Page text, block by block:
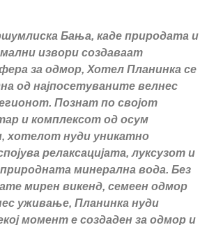
Бања, каде природата и
извори создаваат
за одмор, Хотел Планинка се
од најпосетуваните велнес
Познат по својот
и комплексот од осум
хотелот нуди уникатно
релаксацијата, луксузот и
минерална вода. Без
мирен викенд, семеен одмор
уживање, Планинка нуди
момент е создаден за одмор и